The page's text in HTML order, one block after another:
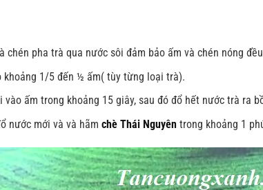
chén pha trà qua nước sôi đảm bảo ấm và chén nóng
khoảng 1/5 đến ½ ấm( tùy từng loại trà).
vào ấm trong khoảng 15 giây, sau đó đổ hết nước trà ra
nước mới và và hãm chè Thái Nguyên trong khoảng 1